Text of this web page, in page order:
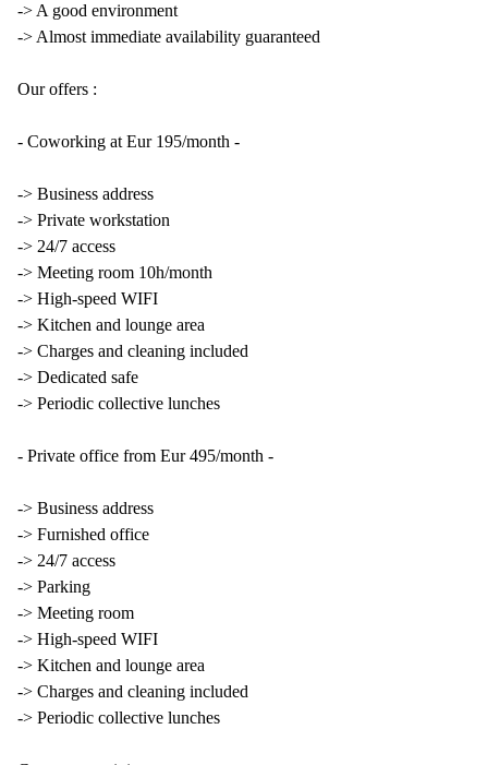
-> A good environment
-> Almost immediate availability guaranteed
Our offers :
- Coworking at Eur 195/month -
-> Business address
-> Private workstation
-> 24/7 access
-> Meeting room 10h/month
-> High-speed WIFI
-> Kitchen and lounge area
-> Charges and cleaning included
-> Dedicated safe
-> Periodic collective lunches
- Private office from Eur 495/month -
-> Business address
-> Furnished office
-> 24/7 access
-> Parking
-> Meeting room
-> High-speed WIFI
-> Kitchen and lounge area
-> Charges and cleaning included
-> Periodic collective lunches